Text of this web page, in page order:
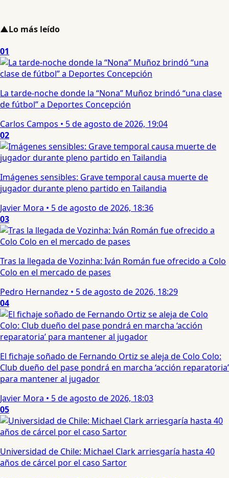
▲Lo más leído
01
La tarde-noche donde la “Nona” Muñoz brindó “una clase
de fútbol” a Deportes Concepción
Carlos Campos • 5 de agosto de 2026, 19:04
02
Imágenes sensibles: Grave temporal causa muerte de
jugador durante pleno partido en Tailandia
Javier Mora • 5 de agosto de 2026, 18:36
03
Tras la llegada de Vozinha: Iván Román fue ofrecido a Colo
Colo en el mercado de pases
Pedro Hernandez • 5 de agosto de 2026, 18:29
04
El fichaje soñado de Fernando Ortiz se aleja de Colo Colo:
Club dueño del pase pondrá en marcha ‘acción reparatoria’
para mantener al jugador
Javier Mora • 5 de agosto de 2026, 18:03
05
Universidad de Chile: Michael Clark arriesgaría hasta 40
años de cárcel por el caso Sartor